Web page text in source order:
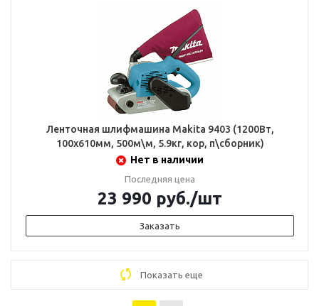
Ленточная шлифмашина Makita 9403 (1200Вт,
100х610мм, 500м\м, 5.9кг, кор, п\сборник)
Нет в наличии
Последняя цена
23 990 руб./шт
Заказать
Показать еще